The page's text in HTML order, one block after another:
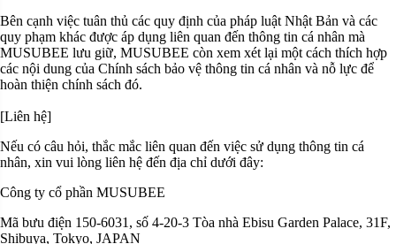
Bên cạnh việc tuân thủ các quy định của pháp luật Nhật Bản và các
quy phạm khác được áp dụng liên quan đến thông tin cá nhân mà
MUSUBEE lưu giữ, MUSUBEE còn xem xét lại một cách thích hợp
các nội dung của Chính sách bảo vệ thông tin cá nhân và nỗ lực để
hoàn thiện chính sách đó.
[Liên hệ]
Nếu có câu hỏi, thắc mắc liên quan đến việc sử dụng thông tin cá
nhân, xin vui lòng liên hệ đến địa chỉ dưới đây:
Công ty cổ phần MUSUBEE
Mã bưu điện 150-6031, số 4-20-3 Tòa nhà Ebisu Garden Palace, 31F,
Shibuya, Tokyo, JAPAN